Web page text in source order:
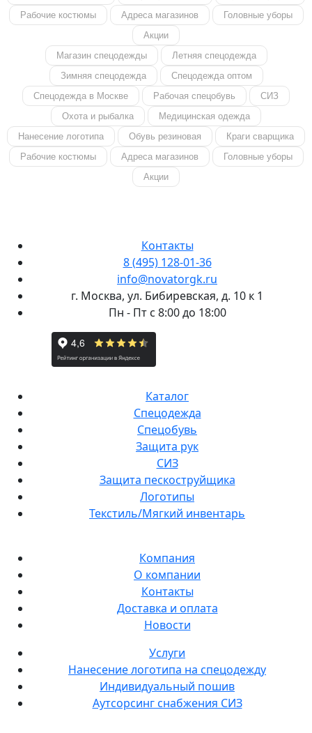
Рабочие костюмы
Адреса магазинов
Головные уборы
Акции
Магазин спецодежды
Летняя спецодежда
Зимняя спецодежда
Спецодежда оптом
Спецодежда в Москве
Рабочая спецобувь
СИЗ
Охота и рыбалка
Медицинская одежда
Нанесение логотипа
Обувь резиновая
Краги сварщика
Рабочие костюмы
Адреса магазинов
Головные уборы
Акции
Контакты
8 (495) 128-01-36
info@novatorgk.ru
г. Москва, ул. Бибиревская, д. 10 к 1
Пн - Пт с 8:00 до 18:00
Каталог
Спецодежда
Спецобувь
Защита рук
СИЗ
Защита пескоструйщика
Логотипы
Текстиль/Мягкий инвентарь
Компания
О компании
Контакты
Доставка и оплата
Новости
Услуги
Нанесение логотипа на спецодежду
Индивидуальный пошив
Аутсорсинг снабжения СИЗ